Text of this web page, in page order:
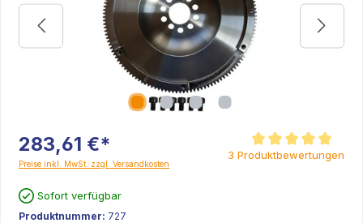
283,61 €*
Preise inkl. MwSt. zzgl. Versandkosten
Durchschnittliche
3 Produktbewertungen
Sofort verfügbar
Produktnummer: 727